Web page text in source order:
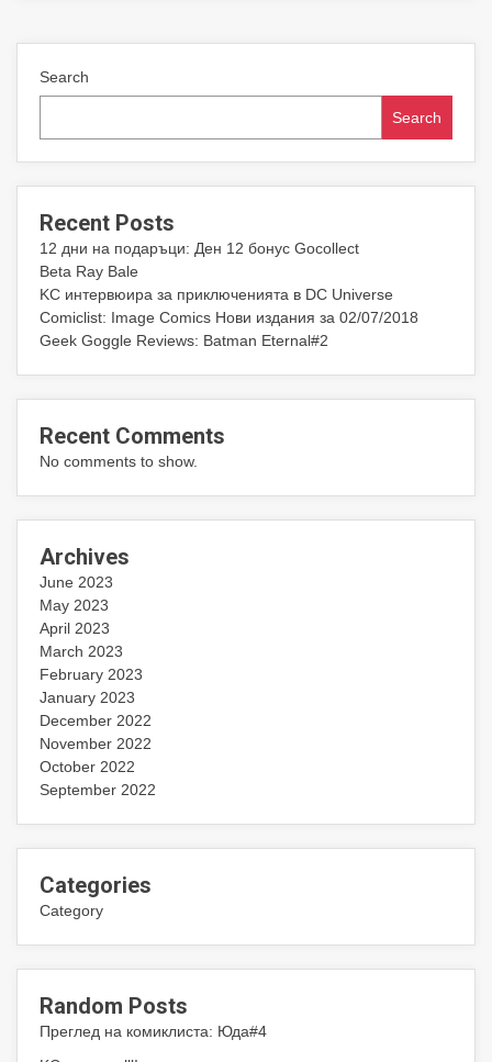
Search
Search
Recent Posts
12 дни на подаръци: Ден 12 бонус Gocollect
Beta Ray Bale
KC интервюира за приключенията в DC Universe
Comiclist: Image Comics Нови издания за 02/07/2018
Geek Goggle Reviews: Batman Eternal#2
Recent Comments
No comments to show.
Archives
June 2023
May 2023
April 2023
March 2023
February 2023
January 2023
December 2022
November 2022
October 2022
September 2022
Categories
Category
Random Posts
Преглед на комиклиста: Юда#4